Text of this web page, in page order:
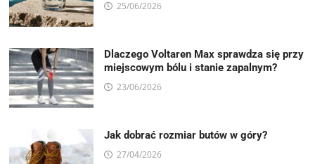
25/06/2026
Dlaczego Voltaren Max sprawdza się przy
miejscowym bólu i stanie zapalnym?
23/06/2026
Jak dobrać rozmiar butów w góry?
27/04/2026